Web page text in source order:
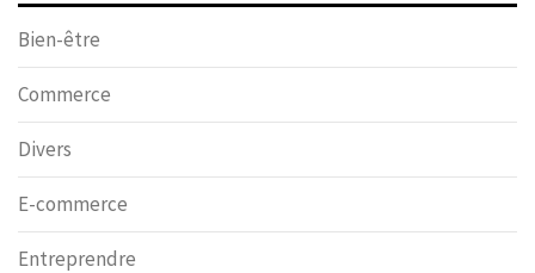
Bien-être
Commerce
Divers
E-commerce
Entreprendre